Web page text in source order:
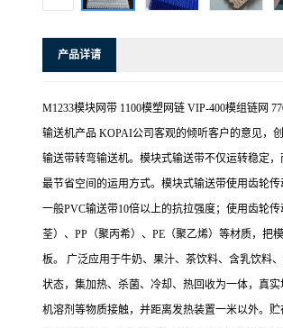
产品详请
M1233模块网带 1100模塑网链 VIP-400模组链网
输送机产品 KOPAI公司客观的倾听客户的意见，
输送带转弯输送机。模块式输送带不仅运转稳定
最节省空间的运用方式。模块式输送带使用齿轮
一般PVC输送带10倍以上的抗拉强度；使用齿轮
荃）、PP（聚丙希）、PE（聚乙烯）等材质，
板。 广泛应用于牛奶、果汁、茶饮料、含乳饮料
状态，集加热、杀菌、冷却、热回收为一体，真
机溶剂等物质接触，并距离发热装置一米以外。